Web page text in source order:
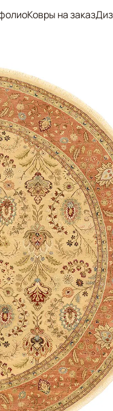
Ковры на заказ